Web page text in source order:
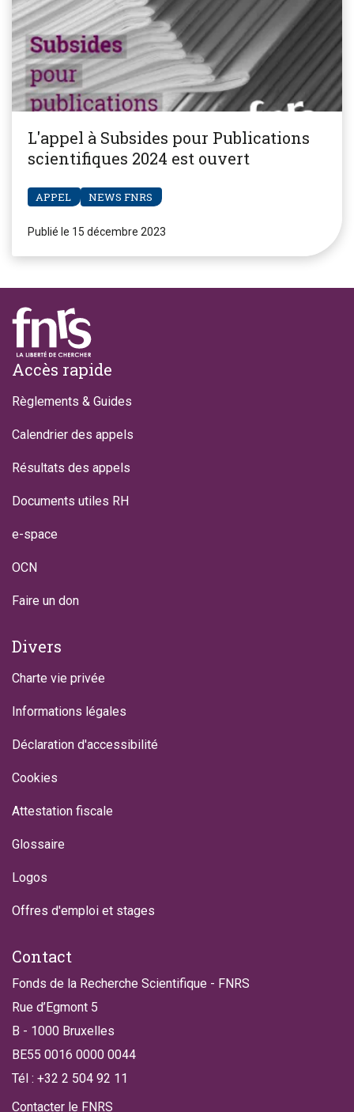
L'appel à Subsides pour Publications
scientifiques 2024 est ouvert
APPEL NEWS FNRS
Publié le 15 décembre 2023
Footer
Accès rapide
Règlements & Guides
Calendrier des appels
Résultats des appels
Documents utiles RH
e-space
OCN
Faire un don
Divers
Charte vie privée
Informations légales
Déclaration d'accessibilité
Cookies
Attestation fiscale
Glossaire
Logos
Offres d'emploi et stages
Contact
Fonds de la Recherche Scientifique - FNRS
Rue d’Egmont 5
B - 1000 Bruxelles
BE55 0016 0000 0044
Tél : +32 2 504 92 11
Contacter le FNRS